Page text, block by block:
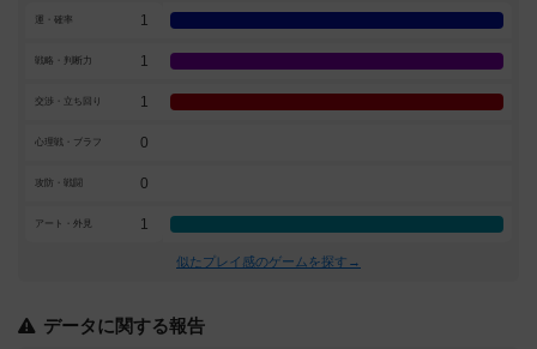
運・確率 1
戦略・判断力 1
交渉・立ち回り 1
心理戦・ブラフ 0
攻防・戦闘 0
アート・外見 1
似たプレイ感のゲームを探す→
データに関する報告